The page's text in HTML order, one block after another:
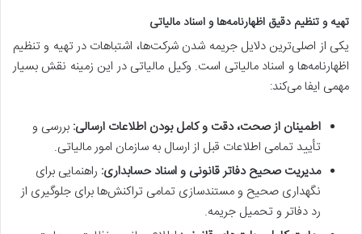
تهیه و تنظیم دقیق اظهارنامه‌ها و اسناد مالیاتی
یکی از اصلی‌ترین دلایل جریمه شدن شرکت‌ها، اشتباهات در تهیه و تنظیم
اظهارنامه‌ها و اسناد مالیاتی است. وکیل مالیاتی در این زمینه نقش بسیار
مهمی ایفا می‌کند:
اطمینان از صحت، دقت و کامل بودن اطلاعات ارسالی: بررسی و
تأیید تمامی اطلاعات قبل از ارسال به سازمان امور مالیاتی.
مدیریت صحیح دفاتر قانونی و اسناد حسابداری: راهنمایی برای
نگهداری صحیح و مستندسازی تمامی تراکنش‌ها برای جلوگیری از
رد دفاتر و تحمیل جریمه.